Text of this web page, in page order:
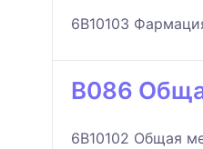
6B10103
B086
6B10102 Общая